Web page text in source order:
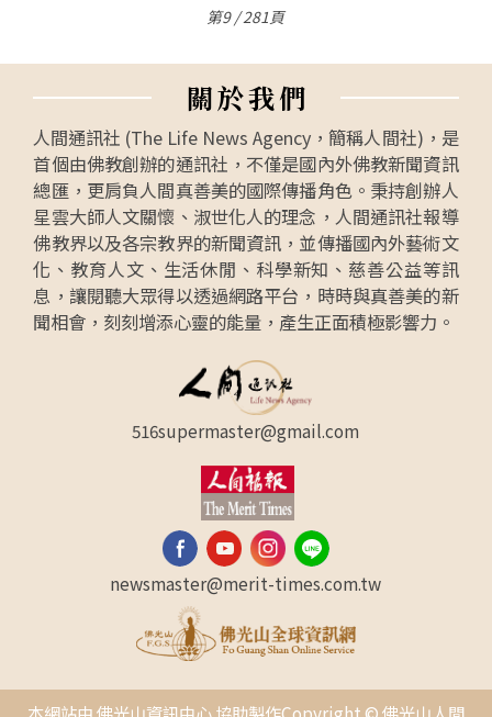
第9 / 281頁
關於我們
人間通訊社 (The Life News Agency，簡稱人間社)，是
首個由佛教創辦的通訊社，不僅是國內外佛教新聞資訊
總匯，更肩負人間真善美的國際傳播角色。秉持創辦人
星雲大師人文關懷、淑世化人的理念，人間通訊社報導
佛教界以及各宗教界的新聞資訊，並傳播國內外藝術文
化、教育人文、生活休閒、科學新知、慈善公益等訊
息，讓閱聽大眾得以透過網路平台，時時與真善美的新
聞相會，刻刻增添心靈的能量，產生正面積極影響力。
516supermaster@gmail.com
newsmaster@merit-times.com.tw